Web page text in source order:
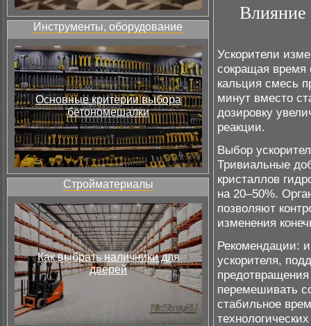
Инструменты, оборудование
Основные критерии выбора
бетономешалки
Стройматериалы
Как выбрать наличники для
дверей
Влияние
Ускорители
сокращая время
кальция смесь
минут вместо
дозировку
реакции.
Выбор
Тривиальные
кристаллов
на 20–50%.
позволяют
изменения
Рекомендации:
ускорителя,
перемешивать
стабильное